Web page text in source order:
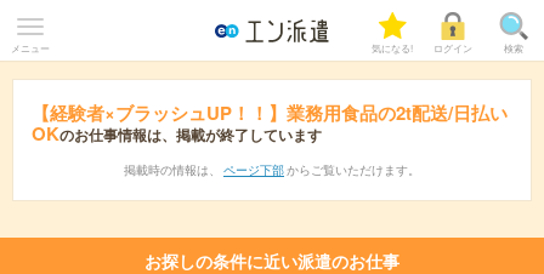
メニュー 気になる! ログイン 検索
【経験者×ブラッシュUP！！】業務用食品の2t配送/日払い
OKのお仕事情報は、掲載が終了しています
掲載時の情報は、 ページ下部 からご覧いただけます。
お探しの条件に近い派遣のお仕事